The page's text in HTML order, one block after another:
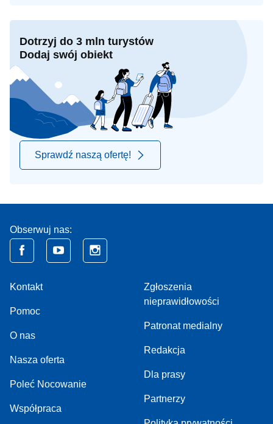
Dotrzyj do 3 mln turystów
Dodaj swój obiekt
Sprawdź naszą ofertę!
Obserwuj nas:
Kontakt
Pomoc
O nas
Nasza oferta
Poleć Nocowanie
Współpraca
Zgłoszenia
nieprawidłowości
Patronat medialny
Redakcja
Dla prasy
Partnerzy